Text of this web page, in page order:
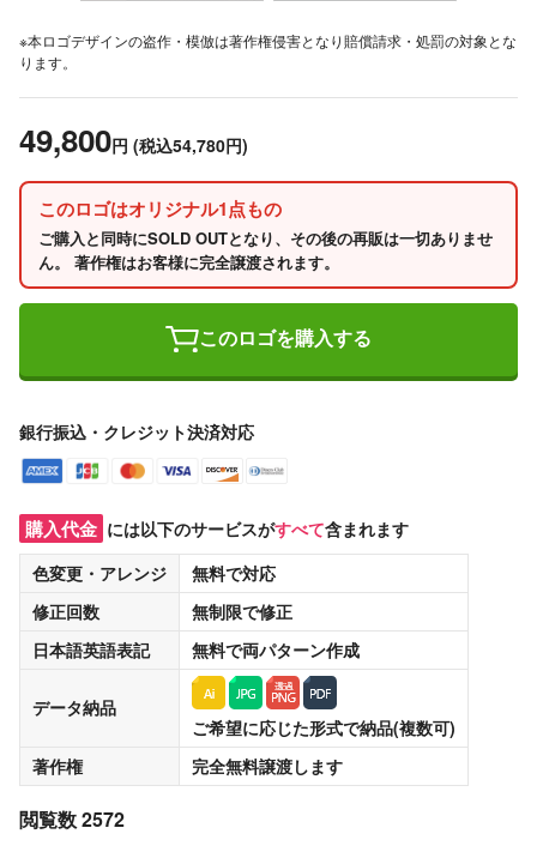
※本ロゴデザインの盗作・模倣は著作権侵害となり賠償請求・処罰の対象とな
ります。
49,800円 (税込54,780円)
このロゴはオリジナル1点もの
ご購入と同時にSOLD OUTとなり、その後の再販は一切ありませ
ん。 著作権はお客様に完全譲渡されます。
このロゴを購入する
銀行振込・クレジット決済対応
購入代金 には以下のサービスがすべて含まれます
色変更・アレンジ
無料で対応
修正回数
無制限で修正
日本語英語表記
無料で両パターン作成
データ納品
ご希望に応じた形式で納品(複数可)
著作権
完全無料譲渡します
閲覧数 2572